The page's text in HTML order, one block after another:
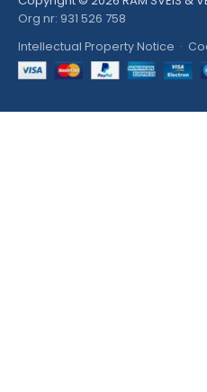
Org nr: 931 526 758
Intellectual Property Notice ·